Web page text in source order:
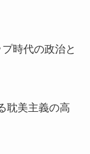
時代の政治と
耽美主義の高